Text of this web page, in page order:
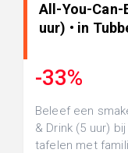
All-You-Can-
uur) • in
-33%
Beleef een
& Drink (5 uur)
tafelen met